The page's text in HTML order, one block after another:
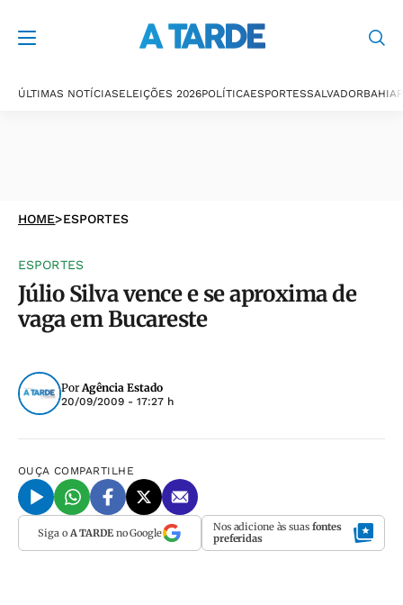
ÚLTIMAS NOTÍCIASELEIÇÕES 2026POLÍTICAESPORTESSALVADORBAHIA
HOME>ESPORTES
ESPORTES
Júlio Silva vence e se aproxima de
vaga em Bucareste
PorAgência Estado
20/09/2009 - 17:27 h
OUÇA COMPARTILHE
Siga o A TARDEno Google Nos adicione às suas fontes
preferidas